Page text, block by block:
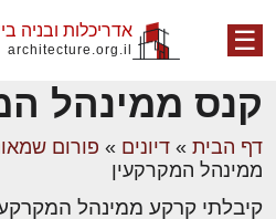
☰ אדריכלות ובניה
architecture.org.il
קנס ממינהל
דף הבית » דיונים » פורום
ממינהל המקרקעין
קיבלתי קרקע ממינהל